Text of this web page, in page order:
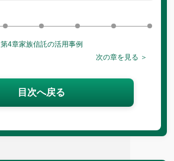
次の章を見る ＞
第4章家族信託の活用事例
目次へ戻る